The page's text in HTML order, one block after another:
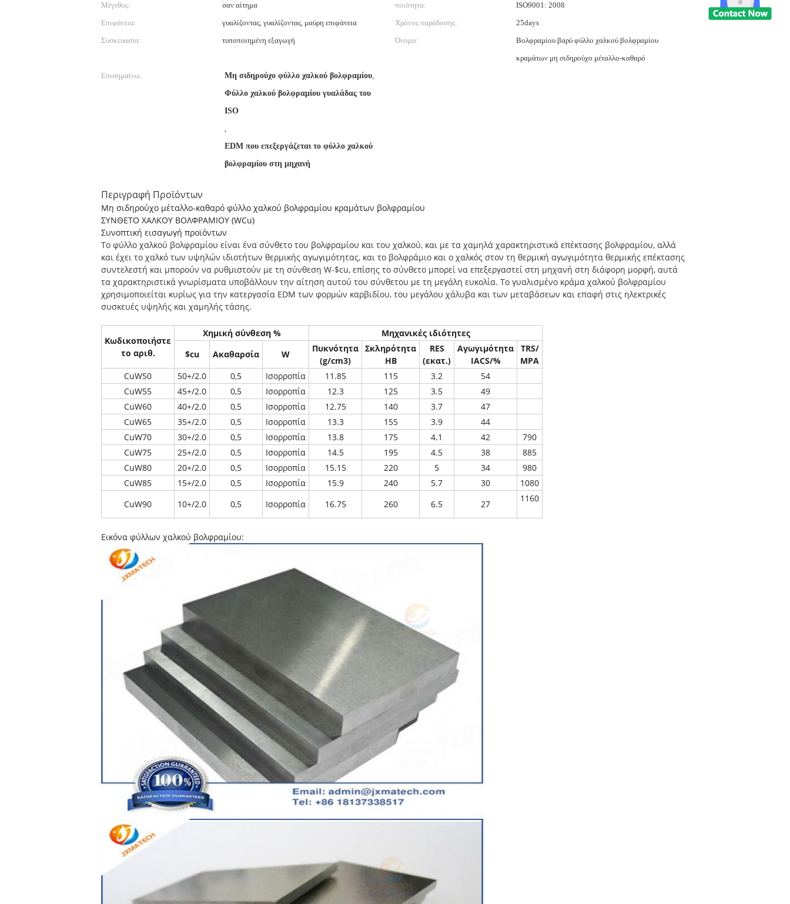
Μέγεθος: σαν αίτημα ποιότητα:
ISO9001: 2008
Επιφάνεια:
γυαλίζοντας, γυαλίζοντας, μαύρη επιφάνεια Χρόνος παράδοσης:
25days
Συσκευασία:
τυποποιημένη εξαγωγή Όνομα:
Βολφραμίου βαρύ φύλλο χαλκού βολφραμίου
κραμάτων μη σιδηρούχο μέταλλο-καθαρό
Επισημαίνω:
Μη σιδηρούχο φύλλο χαλκού βολφραμίου,
Φύλλο χαλκού βολφραμίου γυαλάδας του
ISO
,
EDM που επεξεργάζεται το φύλλο χαλκού
βολφραμίου στη μηχανή
Περιγραφή Προϊόντων
Μη σιδηρούχο μέταλλο-καθαρό φύλλο χαλκού βολφραμίου κραμάτων βολφραμίου
ΣΥΝΘΕΤΟ ΧΑΛΚΟΥ ΒΟΛΦΡΑΜΙΟΥ (WCu)
Συνοπτική εισαγωγή προϊόντων
Το φύλλο χαλκού βολφραμίου είναι ένα σύνθετο του βολφραμίου και του χαλκού, και με τα χαμηλά χαρακτηριστικά επέκτασης βολφραμίου, αλλά
και έχει το χαλκό των υψηλών ιδιοτήτων θερμικής αγωγιμότητας, και το βολφράμιο και ο χαλκός στον τη θερμική αγωγιμότητα θερμικής επέκτασης
συντελεστή και μπορούν να ρυθμιστούν με τη σύνθεση W-$cu, επίσης το σύνθετο μπορεί να επεξεργαστεί στη μηχανή στη διάφορη μορφή, αυτά
τα χαρακτηριστικά γνωρίσματα υποβάλλουν την αίτηση αυτού του σύνθετου με τη μεγάλη ευκολία. Το γυαλισμένο κράμα χαλκού βολφραμίου
χρησιμοποιείται κυρίως για την κατεργασία EDM των φορμών καρβιδίου, του μεγάλου χάλυβα και των μεταβάσεων και επαφή στις ηλεκτρικές
συσκευές υψηλής και χαμηλής τάσης.
Κωδικοποιήστε
το αριθ.
Χημική σύνθεση %
Μηχανικές ιδιότητες
$cu
Ακαθαρσία W
Πυκνότητα
(g/cm3)
Σκληρότητα
HB
RES
(εκατ.)
Αγωγιμότητα
IACS/%
TRS/
MPA
CuW50
50+/2.0 0,5 Ισορροπία 11.85 115 3.2
54
CuW55
45+/2.0 0,5 Ισορροπία 12.3 125 3.5
49
CuW60
40+/2.0 0,5 Ισορροπία 12.75 140 3.7
47
CuW65
35+/2.0 0,5 Ισορροπία 13.3 155 3.9
44
CuW70
30+/2.0 0,5 Ισορροπία 13.8 175 4.1 42
790
CuW75
25+/2.0 0,5 Ισορροπία 14.5 195 4.5 38
885
CuW80
20+/2.0 0,5 Ισορροπία 15.15 220 5 34
980
CuW85
15+/2.0 0,5 Ισορροπία 15.9 240 5.7 30
1080
CuW90
10+/2.0 0,5 Ισορροπία 16.75 260 6.5 27
1160
Εικόνα φύλλων χαλκού βολφραμίου: